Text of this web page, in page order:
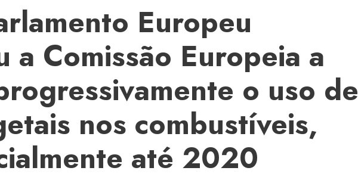
Europeu
a Comissão Europeia a
o uso de
nos combustíveis,
até 2020